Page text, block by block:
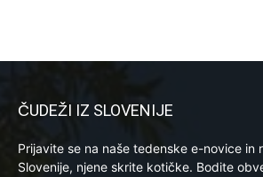
ČUDEŽI IZ SLOVENIJE
Prijavite se na naše tedenske e-novice in
Slovenije, njene skrite kotičke. Bodite